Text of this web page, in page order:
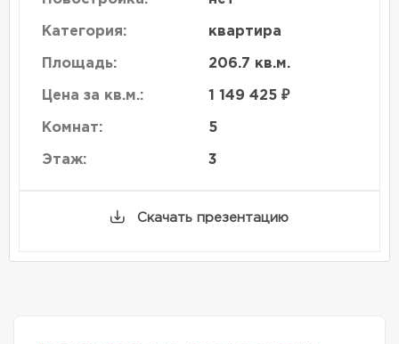
Категория: квартира
Площадь: 206.7 кв.м.
Цена за кв.м.: 1 149 425 ₽
Комнат: 5
Этаж: 3
Скачать презентацию